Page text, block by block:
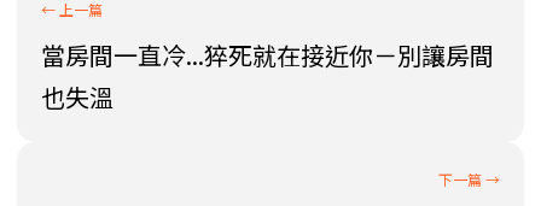
當房間一直冷...猝死就在接近你－別讓房間
也失溫